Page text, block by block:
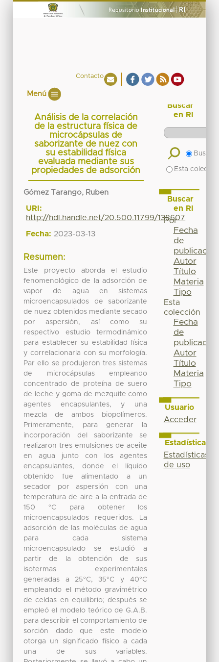
Contacto
Menú
Análisis de la correlación
de la estructura física de
microcápsulas de
saborizante de nuez con
su estabilidad física
evaluada mediante sus
propiedades de adsorción
Gómez Tarango, Ruben
URI:
http://hdl.handle.net/20.500.11799/138607
Fecha: 2023-03-13
Resumen:
Este proyecto aborda el estudio
fenomenológico de la adsorción de
vapor de agua en sistemas
microencapsulados de saborizante
de nuez obtenidos mediante secado
por aspersión, así como su
respectivo estudio termodinámico
para establecer su estabilidad física
y correlacionarla con su morfología.
Par ello se produjeron tres sistemas
de microcápsulas empleando
concentrado de proteína de suero
de leche y goma de mezquite como
agentes encapsulantes, y una
mezcla de ambos biopolímeros.
Primeramente, para generar la
incorporación del saborizante se
realizaron tres emulsiones de aceite
en agua junto con los agentes
encapsulantes, donde el líquido
obtenido fue alimentado a un
secador por aspersión con una
temperatura de aire a la entrada de
150 °C para obtener los
microencapsulados requeridos. La
adsorción de las moléculas de agua
para cada sistema
microencapsulado se estudió a
partir de la obtención de sus
isotermas experimentales
generadas a 25°C, 35°C y 40°C
empleando el método gravimétrico
de celdas en equilibrio; después se
empleó el modelo teórico de G.A.B.
para describir el comportamiento de
sorción dado que este modelo
otorga un significado físico a cada
una de sus variables.
Buscar
en RI
Buscar
Esta
Buscar
en RI
Por
Fecha
de
publicación
Autor
Título
Materia
Tipo
Esta
colección
Fecha
de
publicación
Autor
Título
Materia
Tipo
Usuario
Acceder
Estadísticas
Estadísticas
de uso